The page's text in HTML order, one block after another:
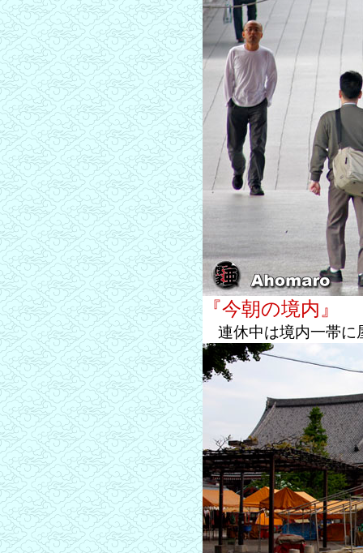
『今朝の境内』
連休中は境内一帯に